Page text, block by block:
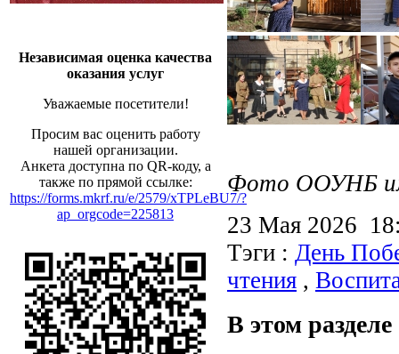
Независимая оценка качества
оказания услуг
Уважаемые посетители!
Просим вас оценить работу
нашей организации.
Анкета доступна по QR-коду, а
также по прямой ссылке:
https://forms.mkrf.ru/e/2579/xTPLeBU7/?
ap_orgcode=225813
Фото ООУНБ
23 Мая 2026
Тэги : День
чтения ,
В этом разделе